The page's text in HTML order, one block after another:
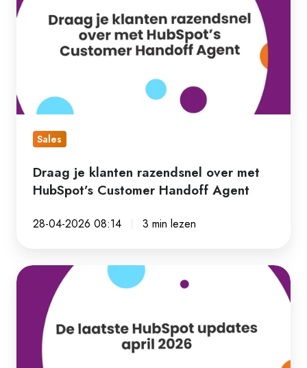
klanten
razendsnel
Customer
Handoff
AgentSales
Draag je klanten razendsnel over met
HubSpot’s Customer Handoff Agent
28-04-2026 08:14 3 min lezen
De
HubSpot
updates